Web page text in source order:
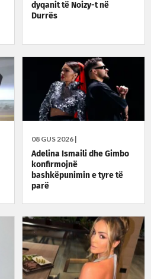
dyqanit të Noizy-t në
Durrës
08 GUS 2026 |
Adelina Ismaili dhe Gimbo
konfirmojnë
bashkëpunimin e tyre të
parë